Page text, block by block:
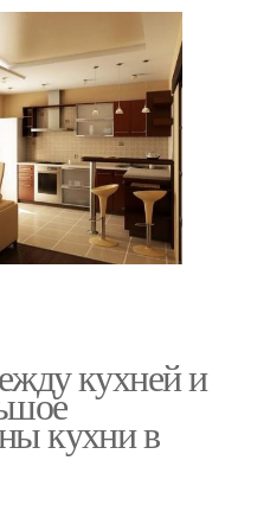
кухней и
кухни в